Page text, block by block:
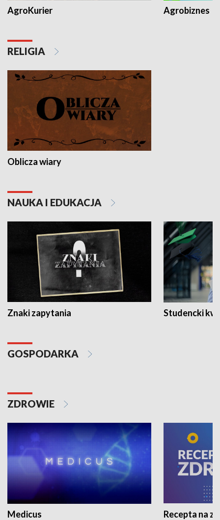
AgroKurier Agrobiznes
RELIGIA
Oblicza wiary
NAUKA I EDUKACJA
Znaki zapytania Studencki
GOSPODARKA
ZDROWIE
Medicus Recepta na